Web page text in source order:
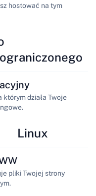
hostować na tym
którym działa Twoje
Linux
pliki Twojej strony